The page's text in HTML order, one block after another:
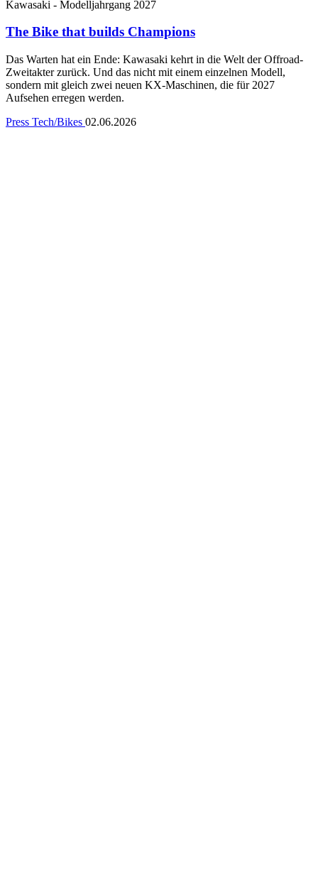
Kawasaki - Modelljahrgang 2027
The Bike that builds Champions
Das Warten hat ein Ende: Kawasaki kehrt in die Welt der Offroad-
Zweitakter zurück. Und das nicht mit einem einzelnen Modell,
sondern mit gleich zwei neuen KX-Maschinen, die für 2027
Aufsehen erregen werden.
Press Tech/Bikes 02.06.2026